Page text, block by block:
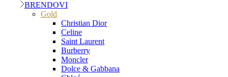
BRENDOVI
Gold
Christian Dior
Celine
Saint Laurent
Burberry
Moncler
Dolce & Gabbana